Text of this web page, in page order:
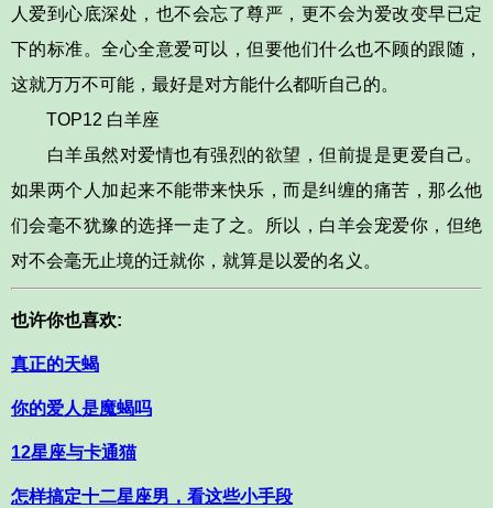
人爱到心底深处，也不会忘了尊严，更不会为爱改变早已定
下的标准。全心全意爱可以，但要他们什么也不顾的跟随，
这就万万不可能，最好是对方能什么都听自己的。
TOP12 白羊座
白羊虽然对爱情也有强烈的欲望，但前提是更爱自己。
如果两个人加起来不能带来快乐，而是纠缠的痛苦，那么他
们会毫不犹豫的选择一走了之。所以，白羊会宠爱你，但绝
对不会毫无止境的迁就你，就算是以爱的名义。
也许你也喜欢:
真正的天蝎
你的爱人是魔蝎吗
12星座与卡通猫
怎样搞定十二星座男，看这些小手段